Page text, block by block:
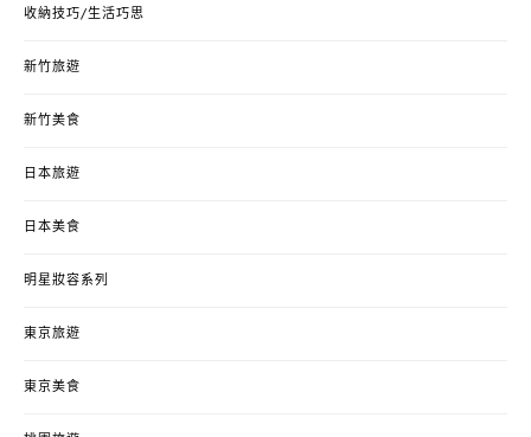
收納技巧/生活巧思
新竹旅遊
新竹美食
日本旅遊
日本美食
明星妝容系列
東京旅遊
東京美食